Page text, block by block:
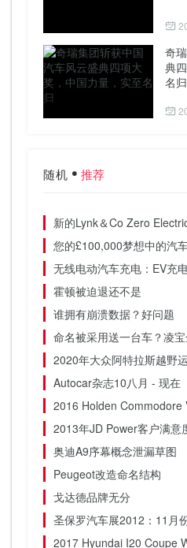
奇
典
名归
随机 推荐
新的Lynk＆Co Zero
您的£100,000梦想中的汽
无线电动汽车充电：EV充
霍顿被迫退还不是
谁拥有崩溃数据？好问题
命名被采用送一台车？凌
2020年大众阿特拉斯越野
Autocar杂志10八月 - 现在
2016 Holden Commodore
2013年JD Power客户满意
奥迪A9序幕概念泄漏草图
Peugeot改造命名结构
戈达德品牌无分
圣保罗汽车展2012：11月
2017 Hyundai I20 Coupe